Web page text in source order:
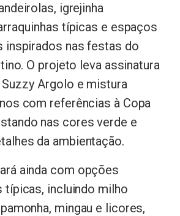
igrejinha
típicas e espaços
inspirados nas festas do
O projeto leva assinatura
Argolo e mistura
com referências à Copa
nas cores verde e
da ambientação.
ainda com opções
típicas, incluindo milho
mingau e licores,